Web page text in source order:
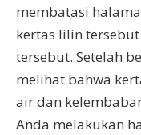
membatasi
kertas lilin
tersebut. Setelah
melihat bahwa
air dan
Anda melakukan